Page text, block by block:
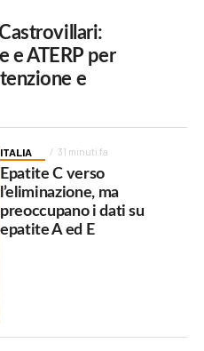
e ATERP per
e
ITALIA 31 minuti fa
Epatite C verso
l’eliminazione, ma
preoccupano i dati su
epatite A ed E